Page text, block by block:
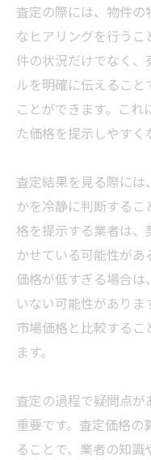
査定の際には、物件
なヒアリングを行う
件の状況だけでなく
ルを明確に伝えるこ
ことができます。こ
た価格を提示しやすく
査定結果を見る際に
かを冷静に判断する
格を提示する業者は
かせている可能性があ
価格が低すぎる場合
いない可能性があり
市場価格と比較する
ます。
査定の過程で疑問点
重要です。査定価格の
ることで、業者の知識